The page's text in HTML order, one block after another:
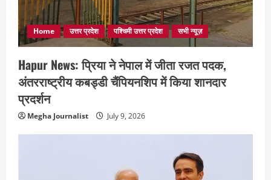
Home उत्तर प्रदेश पश्चिमी उत्तर प्रदेश सभी न्यूज़
Hapur News: प्रिया ने नेपाल में जीता रजत पदक,
अंतरराष्ट्रीय कबड्डी चैंपियनशिप में किया शानदार
प्रदर्शन
Megha Journalist July 9, 2026